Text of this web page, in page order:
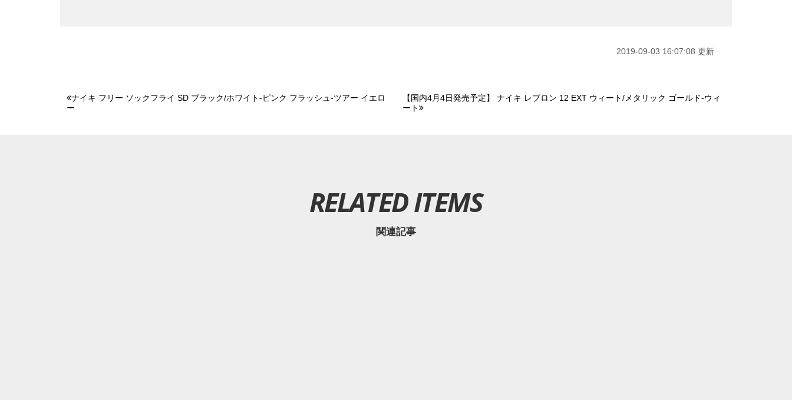
2019-09-03 16:07:08 更新
ナイキ フリー ソックフライ SD ブラック/ホワイト-ピンク フラッシュ-ツアー イエロ
ー
【国内4月4日発売予定】 ナイキ レブロン 12 EXT ウィート/メタリック ゴールド-ウィ
ート
RELATED ITEMS
関連記事